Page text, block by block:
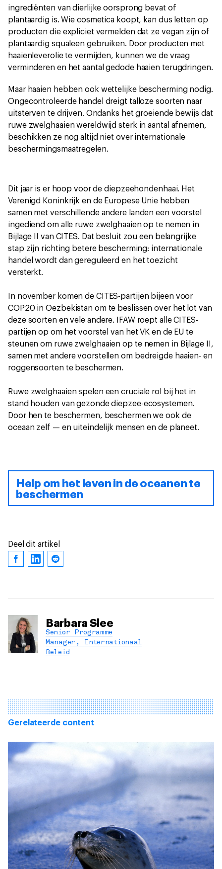
ingrediënten van dierlijke oorsprong bevat of
plantaardig is. Wie cosmetica koopt, kan dus letten op
producten die expliciet vermelden dat ze vegan zijn of
plantaardig squaleen gebruiken. Door producten met
haaienleverolie te vermijden, kunnen we de vraag
verminderen en het aantal gedode haaien terugdringen.
Maar haaien hebben ook wettelijke bescherming nodig.
Ongecontroleerde handel dreigt talloze soorten naar
uitsterven te drijven. Ondanks het groeiende bewijs dat
ruwe zwelghaaien wereldwijd sterk in aantal afnemen,
beschikken ze nog altijd niet over internationale
beschermingsmaatregelen.
Dit jaar is er hoop voor de diepzeehondenhaai. Het
Verenigd Koninkrijk en de Europese Unie hebben
samen met verschillende andere landen een voorstel
ingediend om alle ruwe zwelghaaien op te nemen in
Bijlage II van CITES. Dat besluit zou een belangrijke
stap zijn richting betere bescherming: internationale
handel wordt dan gereguleerd en het toezicht
versterkt.
In november komen de CITES-partijen bijeen voor
COP20 in Oezbekistan om te beslissen over het lot van
deze soorten en vele andere. IFAW roept alle CITES-
partijen op om het voorstel van het VK en de EU te
steunen om ruwe zwelghaaien op te nemen in Bijlage II,
samen met andere voorstellen om bedreigde haaien- en
roggensoorten te beschermen.
Ruwe zwelghaaien spelen een cruciale rol bij het in
stand houden van gezonde diepzee-ecosystemen.
Door hen te beschermen, beschermen we ook de
oceaan zelf — en uiteindelijk mensen en de planeet.
Help om het leven in de oceanen te
beschermen
Deel dit artikel
Barbara Slee
Senior Programme
Manager, Internationaal
Beleid
Gerelateerde content